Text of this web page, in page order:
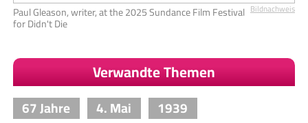
Bildnachweis
Paul Gleason, writer, at the 2025 Sundance Film Festival
for Didn't Die
Verwandte Themen
67 Jahre 4. Mai
1939